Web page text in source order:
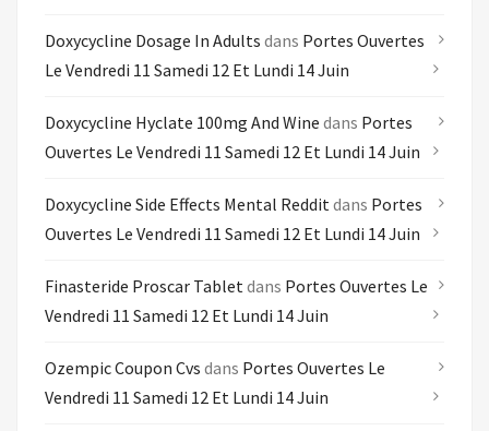
Doxycycline Dosage In Adults dans Portes Ouvertes
Le Vendredi 11 Samedi 12 Et Lundi 14 Juin
Doxycycline Hyclate 100mg And Wine dans Portes
Ouvertes Le Vendredi 11 Samedi 12 Et Lundi 14 Juin
Doxycycline Side Effects Mental Redditdans Portes
Ouvertes Le Vendredi 11 Samedi 12 Et Lundi 14 Juin
Finasteride Proscar Tabletdans Portes Ouvertes Le
Vendredi 11 Samedi 12 Et Lundi 14 Juin
Ozempic Coupon Cvs dans Portes Ouvertes Le
Vendredi 11 Samedi 12 Et Lundi 14 Juin